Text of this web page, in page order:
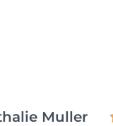
Muller